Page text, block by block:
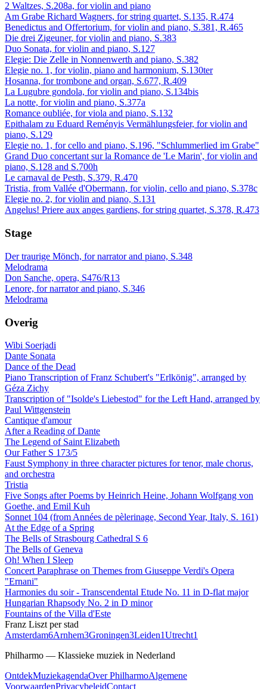
2 Waltzes, S.208a, for violin and piano
Am Grabe Richard Wagners, for string quartet, S.135, R.474
Benedictus and Offertorium, for violin and piano, S.381, R.465
Die drei Zigeuner, for violin and piano, S.383
Duo Sonata, for violin and piano, S.127
Elegie: Die Zelle in Nonnenwerth and piano, S.382
Elegie no. 1, for violin, piano and harmonium, S.130ter
Hosanna, for trombone and organ, S.677, R.409
La Lugubre gondola, for violin and piano, S.134bis
La notte, for violin and piano, S.377a
Romance oubliée, for viola and piano, S.132
Epithalam zu Eduard Reményis Vermählungsfeier, for violin and
piano, S.129
Elegie no. 1, for cello and piano, S.196, "Schlummerlied im Grabe"
Grand Duo concertant sur la Romance de 'Le Marin', for violin and
piano, S.128 and S.700h
Le carnaval de Pesth, S.379, R.470
Tristia, from Vallée d'Obermann, for violin, cello and piano, S.378c
Elegie no. 2, for violin and piano, S.131
Angelus! Priere aux anges gardiens, for string quartet, S.378, R.473
Stage
Der traurige Mönch, for narrator and piano, S.348
Melodrama
Don Sanche, opera, S476/R13
Lenore, for narrator and piano, S.346
Melodrama
Overig
Wibi Soerjadi
Dante Sonata
Dance of the Dead
Piano Transcription of Franz Schubert's "Erlkönig", arranged by
Géza Zichy
Transcription of "Isolde's Liebestod" for the Left Hand, arranged by
Paul Wittgenstein
Cantique d'amour
After a Reading of Dante
The Legend of Saint Elizabeth
Our Father S 173/5
Faust Symphony in three character pictures for tenor, male chorus,
and orchestra
Tristia
Five Songs after Poems by Heinrich Heine, Johann Wolfgang von
Goethe, and Emil Kuh
Sonnet 104 (from Années de pèlerinage, Second Year, Italy, S. 161)
At the Edge of a Spring
The Bells of Strasbourg Cathedral S 6
The Bells of Geneva
Oh! When I Sleep
Concert Paraphrase on Themes from Giuseppe Verdi's Opera
"Ernani"
Harmonies du soir - Transcendental Etude No. 11 in D-flat major
Hungarian Rhapsody No. 2 in D minor
Fountains of the Villa d'Este
Franz Liszt per stad
Amsterdam6Arnhem3Groningen3Leiden1Utrecht1
Philharmo — Klassieke muziek in Nederland
OntdekMuziekagendaOver PhilharmoAlgemene
VoorwaardenPrivacybeleidContact